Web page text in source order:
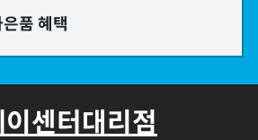
품 혜택
센터대리점